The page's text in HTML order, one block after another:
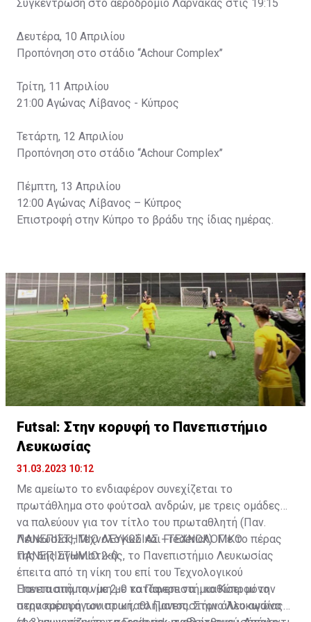
Συγκέντρωση στο αεροδρόμιο Λάρνακας στις 19:15
Δευτέρα, 10 Απριλίου
Προπόνηση στο στάδιο ‘‘Achour Complex’’
Τρίτη, 11 Απριλίου
21:00 Αγώνας Λίβανος - Κύπρος
Τετάρτη, 12 Απριλίου
Προπόνηση στο στάδιο ‘‘Achour Complex’’
Πέμπτη, 13 Απριλίου
12:00 Αγώνας Λίβανος – Κύπρος
Επιστροφή στην Κύπρο το βράδυ της ίδιας ημέρας.
Futsal: Στην κορυφή το Πανεπιστήμιο
Λευκωσίας
31.03.2023 10:12
Με αμείωτο το ενδιαφέρον συνεχίζεται το
πρωτάθλημα στο φούτσαλ ανδρών, με τρεις ομάδες
να παλεύουν για τον τίτλο του πρωταθλητή (Παν.
Λευκωσίας, Τεχνολογικό και Frederick). Με το πέρας
της 6ης αγωνιστικής, το Πανεπιστήμιο Λευκωσίας
έπειτα από τη νίκη του επί του Τεχνολογικού
Πανεπιστήμιου με 2-0 κατάφερε να… καθίσει μόνο
στην κορυφή του πρωταθλήματος. Στον άλλο αγώνα
ΠΑΝΕΠΙΣΤΗΜΙΟ ΛΕΥΚΩΣΙΑΣ - ΤΕΧΝΟΛΟΓΙΚΟ
ΠΑΝΕΠΙΣΤΗΜΙΟ 2-0
Έπειτα από τη νίκη με το Πανεπιστήμιο Κύπρου την
περασμένη αγωνιστική, το Πανεπιστήμιο Λευκωσίας